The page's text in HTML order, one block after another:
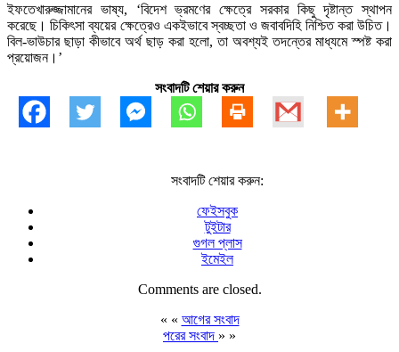
ইফতেখারুজ্জামানের ভাষ্য, ‘বিদেশ ভ্রমণের ক্ষেত্রে সরকার কিছু দৃষ্টান্ত স্থাপন
করেছে। চিকিৎসা ব্যয়ের ক্ষেত্রেও একইভাবে স্বচ্ছতা ও জবাবদিহি নিশ্চিত করা উচিত।
বিল-ভাউচার ছাড়া কীভাবে অর্থ ছাড় করা হলো, তা অবশ্যই তদন্তের মাধ্যমে স্পষ্ট করা
প্রয়োজন।’
সংবাদটি শেয়ার করুন
সংবাদটি শেয়ার করুন:
ফেইসবুক
টুইটার
গুগল প্লাস
ইমেইল
Comments are closed.
« « আগের সংবাদ
পরের সংবাদ » »